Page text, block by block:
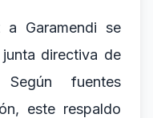
Garamendi se
directiva de
fuentes
este respaldo